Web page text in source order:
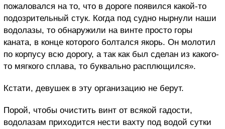
пожаловался на то, что в дороге появился какой-то
подозрительный стук. Когда под судно нырнули наши
водолазы, то обнаружили на винте просто горы
каната, в конце которого болтался якорь. Он молотил
по корпусу всю дорогу, а так как был сделан из какого-
то мягкого сплава, то буквально расплющился».
Кстати, девушек в эту организацию не берут.
Порой, чтобы очистить винт от всякой гадости,
водолазам приходится нести вахту под водой сутки